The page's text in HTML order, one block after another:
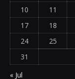
10
11
17
18
24
25
31
« Jul